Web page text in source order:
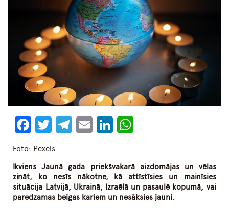
Facebook
Twitter
Telegram
EmailLinkedIn
Foto: Pexels
Ikviens Jaunā gada priekšvakarā aizdomājas un vēlas
zināt, ko nesīs nākotne, kā attīstīsies un mainīsies
situācija Latvijā, Ukrainā, Izraēlā un pasaulē kopumā, vai
paredzamas beigas kariem un nesāksies jauni.